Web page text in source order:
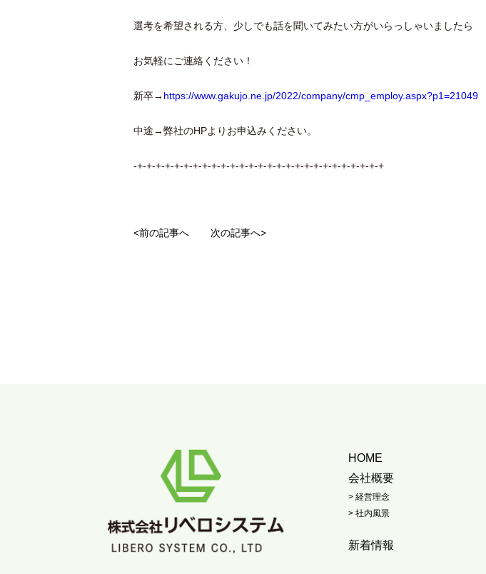
選考を希望される方、少しでも話を聞いてみたい方がいらっしゃいましたら
お気軽にご連絡ください！
新卒→ https://www.gakujo.ne.jp/2022/company/cmp_employ.aspx?p1=21049
中途→弊社のHPよりお申込みください。
-+-+-+-+-+-+-+-+-+-+-+-+-+-+-+-+-+-+-+-+-+-+-+-+-+-+-+
<前の記事へ 次の記事へ>
HOME
会社概要
> 経営理念
> 社内風景
新着情報